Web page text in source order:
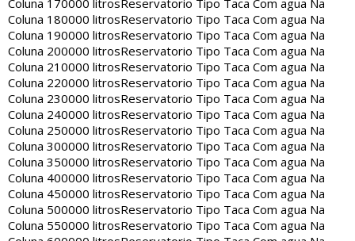
Coluna 170000 litrosReservatorio Tipo Taca Com agua Na
Coluna 180000 litrosReservatorio Tipo Taca Com agua Na
Coluna 190000 litrosReservatorio Tipo Taca Com agua Na
Coluna 200000 litrosReservatorio Tipo Taca Com agua Na
Coluna 210000 litrosReservatorio Tipo Taca Com agua Na
Coluna 220000 litrosReservatorio Tipo Taca Com agua Na
Coluna 230000 litrosReservatorio Tipo Taca Com agua Na
Coluna 240000 litrosReservatorio Tipo Taca Com agua Na
Coluna 250000 litrosReservatorio Tipo Taca Com agua Na
Coluna 300000 litrosReservatorio Tipo Taca Com agua Na
Coluna 350000 litrosReservatorio Tipo Taca Com agua Na
Coluna 400000 litrosReservatorio Tipo Taca Com agua Na
Coluna 450000 litrosReservatorio Tipo Taca Com agua Na
Coluna 500000 litrosReservatorio Tipo Taca Com agua Na
Coluna 550000 litrosReservatorio Tipo Taca Com agua Na